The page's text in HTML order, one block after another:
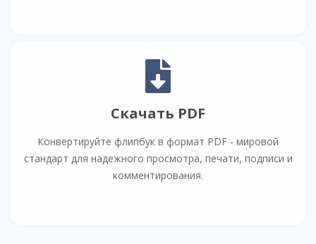
Скачать PDF
Конвертируйте флипбук в формат PDF - мировой
стандарт для надежного просмотра, печати, подписи и
комментирования.